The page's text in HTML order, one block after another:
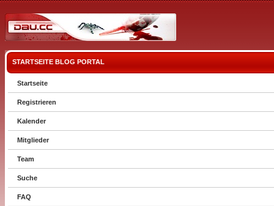
STARTSEITE BLOG PORTAL
Startseite
Registrieren
Kalender
Mitglieder
Team
Suche
FAQ